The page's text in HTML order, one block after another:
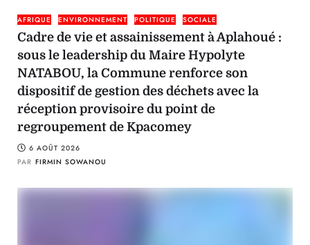
AFRIQUE ENVIRONNEMENT POLITIQUE SOCIALE
Cadre de vie et assainissement à Aplahoué :
sous le leadership du Maire Hypolyte
NATABOU, la Commune renforce son
dispositif de gestion des déchets avec la
réception provisoire du point de
regroupement de Kpacomey
6 AOÛT 2026
PAR FIRMIN SOWANOU